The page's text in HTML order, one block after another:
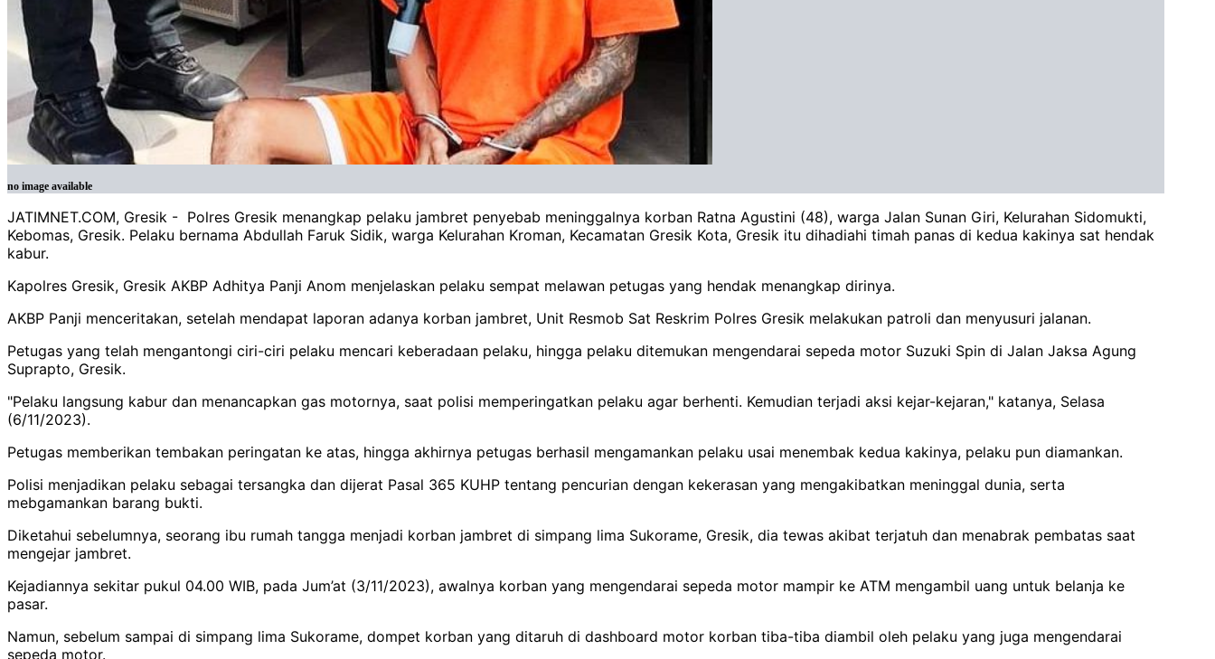
no image available
JATIMNET.COM, Gresik - Polres Gresik menangkap pelaku jambret penyebab meninggalnya korban Ratna Agustini (48), warga Jalan Sunan Giri, Kelurahan Sidomukti,
Kebomas, Gresik. Pelaku bernama Abdullah Faruk Sidik, warga Kelurahan Kroman, Kecamatan Gresik Kota, Gresik itu dihadiahi timah panas di kedua kakinya sat hendak
kabur.
Kapolres Gresik, Gresik AKBP Adhitya Panji Anom menjelaskan pelaku sempat melawan petugas yang hendak menangkap dirinya.
AKBP Panji menceritakan, setelah mendapat laporan adanya korban jambret, Unit Resmob Sat Reskrim Polres Gresik melakukan patroli dan menyusuri jalanan.
Petugas yang telah mengantongi ciri-ciri pelaku mencari keberadaan pelaku, hingga pelaku ditemukan mengendarai sepeda motor Suzuki Spin di Jalan Jaksa Agung
Suprapto, Gresik.
"Pelaku langsung kabur dan menancapkan gas motornya, saat polisi memperingatkan pelaku agar berhenti. Kemudian terjadi aksi kejar-kejaran," katanya, Selasa
(6/11/2023).
Petugas memberikan tembakan peringatan ke atas, hingga akhirnya petugas berhasil mengamankan pelaku usai menembak kedua kakinya, pelaku pun diamankan.
Polisi menjadikan pelaku sebagai tersangka dan dijerat Pasal 365 KUHP tentang pencurian dengan kekerasan yang mengakibatkan meninggal dunia, serta
mebgamankan barang bukti.
Diketahui sebelumnya, seorang ibu rumah tangga menjadi korban jambret di simpang lima Sukorame, Gresik, dia tewas akibat terjatuh dan menabrak pembatas saat
mengejar jambret.
Kejadiannya sekitar pukul 04.00 WIB, pada Jum’at (3/11/2023), awalnya korban yang mengendarai sepeda motor mampir ke ATM mengambil uang untuk belanja ke
pasar.
Namun, sebelum sampai di simpang lima Sukorame, dompet korban yang ditaruh di dashboard motor korban tiba-tiba diambil oleh pelaku yang juga mengendarai
sepeda motor.